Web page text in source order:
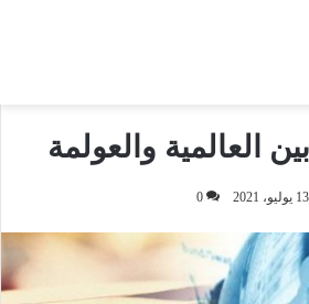
بين العالمية والعولمة
13 يوليو، 2021 0